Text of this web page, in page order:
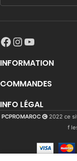
INFORMATION
COMMANDES
INFO LÉGAL
PCPROMAROC 2022 ce
f